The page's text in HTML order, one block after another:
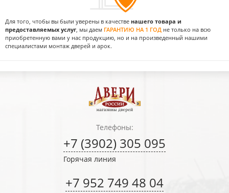
Для того, чтобы вы были уверены в качестве нашего товара и
предоставляемых услуг , мы даем ГАРАНТИЮ НА 1 ГОД не только на всю
приобретенную вами у нас продукцию, но и на произведенный нашими
специалистами монтаж дверей и арок.
Телефоны:
+7 (3902) 305 095
Горячая линия
+7 952 749 48 04